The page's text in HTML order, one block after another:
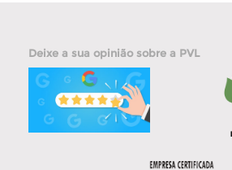
Deixe a sua opinião sobre a PVL